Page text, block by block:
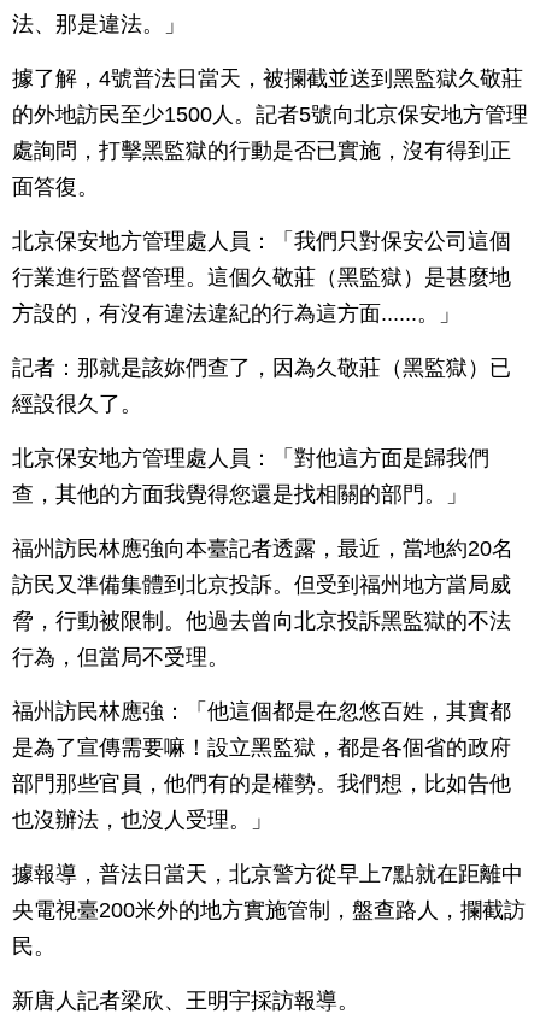
法、那是違法。」
據了解，4號普法日當天，被攔截並送到黑監獄久敬莊
的外地訪民至少1500人。記者5號向北京保安地方管理
處詢問，打擊黑監獄的行動是否已實施，沒有得到正
面答復。
北京保安地方管理處人員：「我們只對保安公司這個
行業進行監督管理。這個久敬莊（黑監獄）是甚麼地
方設的，有沒有違法違紀的行為這方面......。」
記者：那就是該妳們查了，因為久敬莊（黑監獄）已
經設很久了。
北京保安地方管理處人員：「對他這方面是歸我們
查，其他的方面我覺得您還是找相關的部門。」
福州訪民林應強向本臺記者透露，最近，當地約20名
訪民又準備集體到北京投訴。但受到福州地方當局威
脅，行動被限制。他過去曾向北京投訴黑監獄的不法
行為，但當局不受理。
福州訪民林應強：「他這個都是在忽悠百姓，其實都
是為了宣傳需要嘛！設立黑監獄，都是各個省的政府
部門那些官員，他們有的是權勢。我們想，比如告他
也沒辦法，也沒人受理。」
據報導，普法日當天，北京警方從早上7點就在距離中
央電視臺200米外的地方實施管制，盤查路人，攔截訪
民。
新唐人記者梁欣、王明宇採訪報導。